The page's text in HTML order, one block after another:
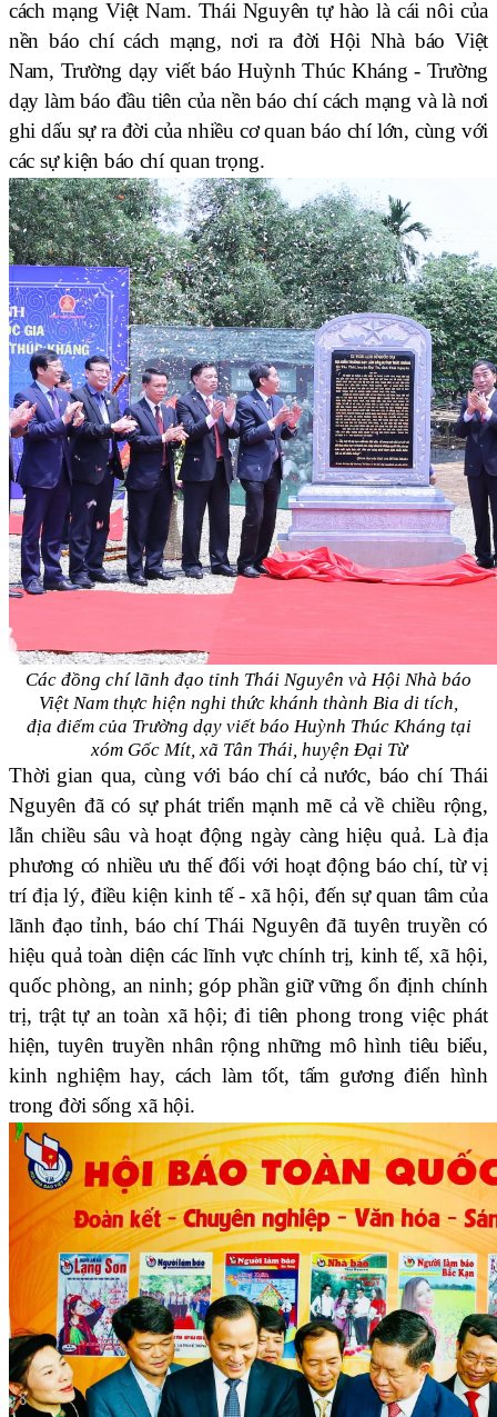
cách mạng Việt Nam. Thái Nguyên tự hào là cái nôi của
nền báo chí cách mạng, nơi ra đời Hội Nhà báo Việt
Nam, Trường dạy viết báo Huỳnh Thúc Kháng - Trường
dạy làm báo đầu tiên của nền báo chí cách mạng và là nơi
ghi dấu sự ra đời của nhiều cơ quan báo chí lớn, cùng với
các sự kiện báo chí quan trọng.
Các đồng chí lãnh đạo tỉnh Thái Nguyên và Hội Nhà báo
Việt Nam thực hiện nghi thức khánh thành Bia di tích,
địa điểm của Trường dạy viết báo Huỳnh Thúc Kháng tại
xóm Gốc Mít, xã Tân Thái, huyện Đại Từ
Thời gian qua, cùng với báo chí cả nước, báo chí Thái
Nguyên đã có sự phát triển mạnh mẽ cả về chiều rộng,
lẫn chiều sâu và hoạt động ngày càng hiệu quả. Là địa
phương có nhiều ưu thế đối với hoạt động báo chí, từ vị
trí địa lý, điều kiện kinh tế - xã hội, đến sự quan tâm của
lãnh đạo tỉnh,báo chí Thái Nguyên đã tuyên truyền có
hiệu quả toàn diện các lĩnh vực chính trị, kinh tế, xã hội,
quốc phòng, an ninh; góp phần giữ vững ổn định chính
trị, trật tự an toàn xã hội; đi tiên phong trong việc phát
hiện, tuyên truyền nhân rộng những mô hình tiêu biểu,
kinh nghiệm hay, cách làm tốt, tấm gương điển hình
trong đời sống xã hội.